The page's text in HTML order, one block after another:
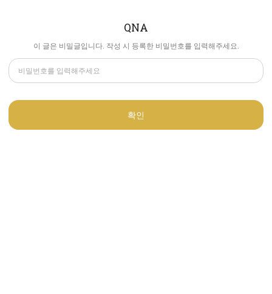
QNA
이 글은 비밀글입니다. 작성 시 등록한 비밀번호를 입력해주세요.
확인